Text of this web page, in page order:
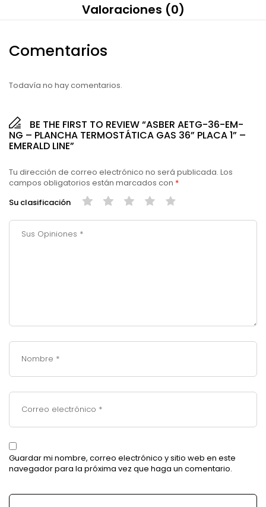
Valoraciones (0)
Comentarios
Todavía no hay comentarios.
BE THE FIRST TO REVIEW “ASBER AETG-36-EM-
NG – PLANCHA TERMOSTÁTICA GAS 36” PLACA 1” –
EMERALD LINE”
Tu dirección de correo electrónico no será publicada. Los
campos obligatorios están marcados con *
Su clasificación
Guardar mi nombre, correo electrónico y sitio web en este
navegador para la próxima vez que haga un comentario.
Alternative: